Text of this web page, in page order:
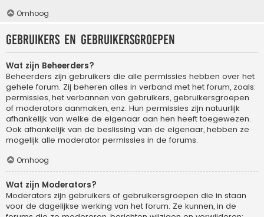
Omhoog
Gebruikers en gebruikersgroepen
Wat zijn Beheerders?
Beheerders zijn gebruikers die alle permissies hebben over het
gehele forum. Zij beheren alles in verband met het forum, zoals:
permissies, het verbannen van gebruikers, gebruikersgroepen
of moderators aanmaken, enz. Hun permissies zijn natuurlijk
afhankelijk van welke de eigenaar aan hen heeft toegewezen.
Ook afhankelijk van de beslissing van de eigenaar, hebben ze
mogelijk alle moderator permissies in de forums.
Omhoog
Wat zijn Moderators?
Moderators zijn gebruikers of gebruikersgroepen die in staan
voor de dagelijkse werking van het forum. Ze kunnen, in de